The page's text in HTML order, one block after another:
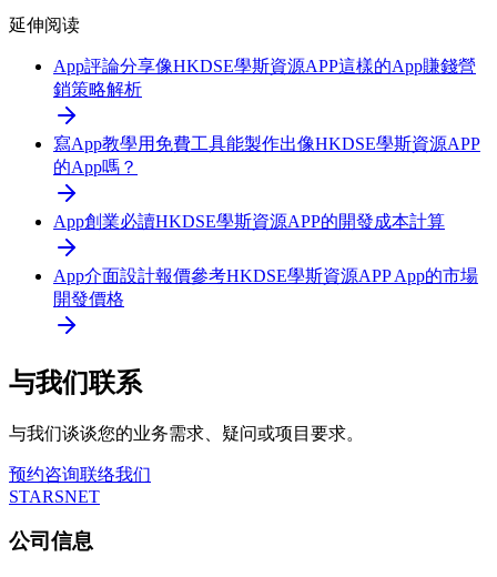
延伸阅读
App評論分享像HKDSE學斯資源APP這樣的App賺錢營
銷策略解析
寫App教學用免費工具能製作出像HKDSE學斯資源APP
的App嗎？
App創業必讀HKDSE學斯資源APP的開發成本計算
App介面設計報價參考HKDSE學斯資源APP App的市場
開發價格
与我们联系
与我们谈谈您的业务需求、疑问或项目要求。
预约咨询联络我们
STARSNET
公司信息